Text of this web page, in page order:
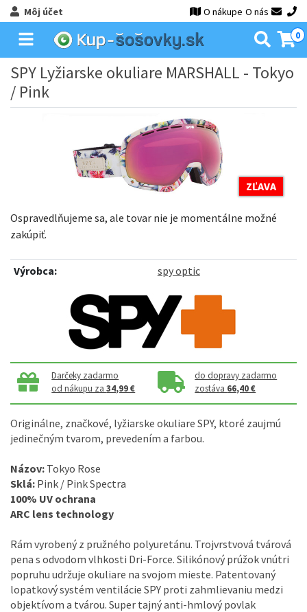
Môj účet O nákupe O nás
0
SPY Lyžiarske okuliare MARSHALL - Tokyo
/ Pink
ZĽAVA
Ospravedlňujeme sa, ale tovar nie je momentálne možné
zakúpiť.
Výrobca: spy optic
Darčeky zadarmo
od nákupu za34,99 €
do dopravy zadarmo
zostáva 66,40 €
Originálne, značkové, lyžiarske okuliare SPY, ktoré zaujmú
jedinečným tvarom, prevedením a farbou.
Názov: Tokyo Rose
Sklá: Pink / Pink Spectra
100% UV ochrana
ARC lens technology
Rám vyrobený z pružného polyuretánu. Trojvrstvová tvárová
pena s odvodom vlhkosti Dri-Force. Silikónový prúžok vnútri
popruhu udržuje okuliare na svojom mieste. Patentovaný
lopatkový systém ventilácie SPY proti zahmlievaniu medzi
objektívom a tvárou. Super tajný anti-hmlový povlak